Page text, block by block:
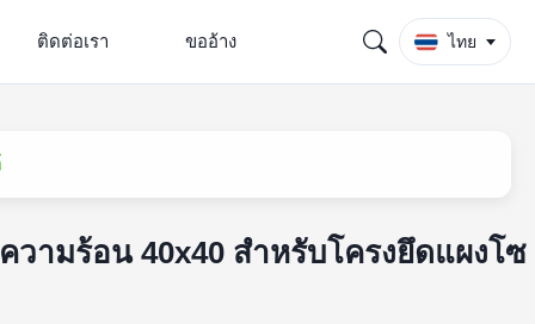
ติดต่อเรา ขออ้าง ไทย
วามร้อน 40x40 สำหรับโครงยึดแผงโซ